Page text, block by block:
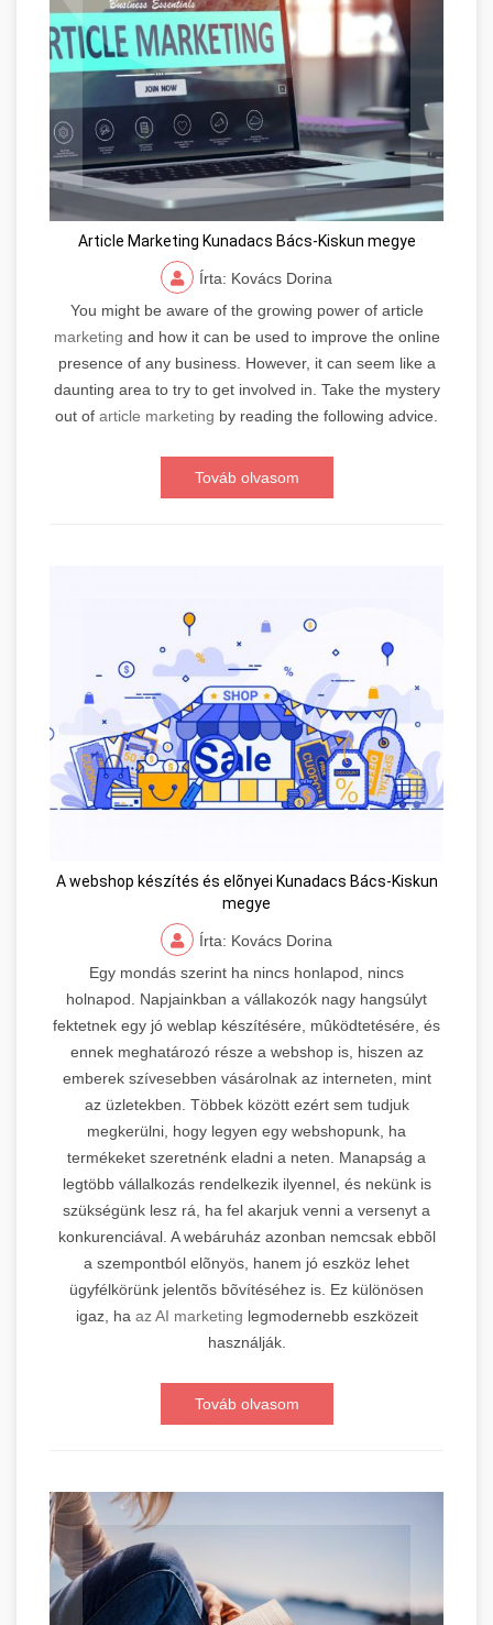
Article Marketing Kunadacs Bács-Kiskun megye
Írta: Kovács Dorina
You might be aware of the growing power of article
marketing and how it can be used to improve the online
presence of any business. However, it can seem like a
daunting area to try to get involved in. Take the mystery
out of article marketing by reading the following advice.
Továb olvasom
A webshop készítés és elõnyei Kunadacs Bács-Kiskun
megye
Írta: Kovács Dorina
Egy mondás szerint ha nincs honlapod, nincs
holnapod. Napjainkban a vállakozók nagy hangsúlyt
fektetnek egy jó weblap készítésére, mûködtetésére, és
ennek meghatározó része a webshop is, hiszen az
emberek szívesebben vásárolnak az interneten, mint
az üzletekben. Többek között ezért sem tudjuk
megkerülni, hogy legyen egy webshopunk, ha
termékeket szeretnénk eladni a neten. Manapság a
legtöbb vállalkozás rendelkezik ilyennel, és nekünk is
szükségünk lesz rá, ha fel akarjuk venni a versenyt a
konkurenciával. A webáruház azonban nemcsak ebbõl
a szempontból elõnyös, hanem jó eszköz lehet
ügyfélkörünk jelentõs bõvítéséhez is. Ez különösen
igaz, ha az AI marketing legmodernebb eszközeit
használják.
Továb olvasom